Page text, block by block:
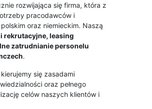
rozwijająca się firma, która z
pracodawców i
oraz niemieckim. Naszą
rekrutacyjne, leasing
zatrudnianie personelu
.
się zasadami
oraz pełnego
celów naszych klientów i